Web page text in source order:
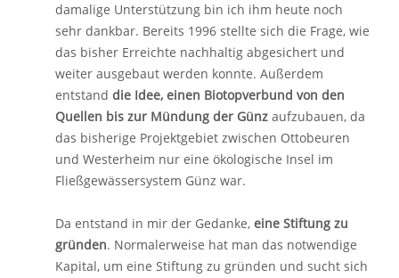
damalige Unterstützung bin ich ihm heute noch
sehr dankbar. Bereits 1996 stellte sich die Frage, wie
das bisher Erreichte nachhaltig abgesichert und
weiter ausgebaut werden konnte. Außerdem
entstand die Idee, einen Biotopverbund von den
Quellen bis zur Mündung der Günz aufzubauen, da
das bisherige Projektgebiet zwischen Ottobeuren
und Westerheim nur eine ökologische Insel im
Fließgewässersystem Günz war.
Da entstand in mir der Gedanke, eine Stiftung zu
gründen. Normalerweise hat man das notwendige
Kapital, um eine Stiftung zu gründen und sucht sich